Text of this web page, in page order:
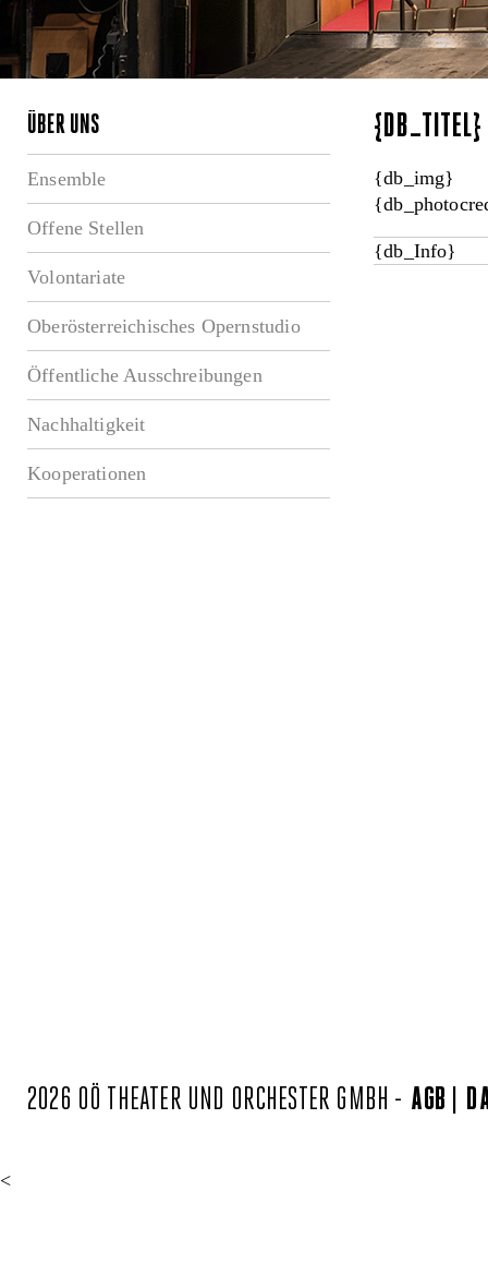
ÜBER UNS
Ensemble
Offene Stellen
Volontariate
Oberösterreichisches Opernstudio
Öffentliche Ausschreibungen
Nachhaltigkeit
Kooperationen
{DB_TITEL}
{db_img}
{db_Info}
2026 OÖ THEATER UND ORCHESTER GMBH - AGB
<